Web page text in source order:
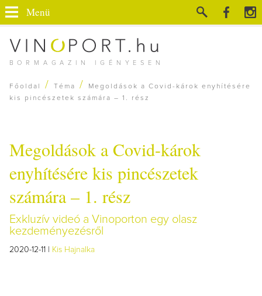
BORMAGAZIN IGÉNYESEN
Menü
Főoldal / Téma /
Megoldások a Covid-károk enyhítésére
kis pincészetek számára – 1. rész
Megoldások a Covid-károk
enyhítésére kis pincészetek
számára – 1. rész
Exkluzív videó a Vinoporton egy olasz
kezdeményezésről
2020-12-11 | Kis Hajnalka